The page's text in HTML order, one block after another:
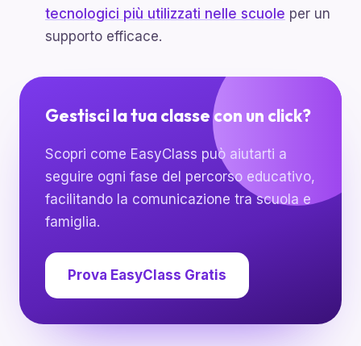
tecnologici più utilizzati nelle scuole per un
supporto efficace.
Gestisci la tua classe con un click?
Scopri come EasyClass può aiutarti a
seguire ogni fase del percorso educativo,
facilitando la comunicazione tra scuola e
famiglia.
Prova EasyClass Gratis